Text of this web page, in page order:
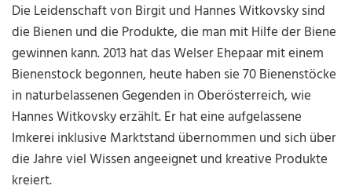
Die Leidenschaft von Birgit und Hannes Witkovsky sind
die Bienen und die Produkte, die man mit Hilfe der Biene
gewinnen kann. 2013 hat das Welser Ehepaar mit einem
Bienenstock begonnen, heute haben sie 70 Bienenstöcke
in naturbelassenen Gegenden in Oberösterreich, wie
Hannes Witkovsky erzählt. Er hat eine aufgelassene
Imkerei inklusive Marktstand übernommen und sich über
die Jahre viel Wissen angeeignet und kreative Produkte
kreiert.